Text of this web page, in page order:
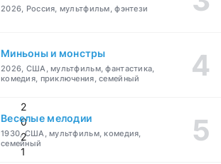
2
0
2
1
2026, Россия, мультфильм, фэнтези
Миньоны и монстры
2026, США, мультфильм, фантастика,
комедия, приключения, семейный
Веселые мелодии
1930, США, мультфильм, комедия,
семейный